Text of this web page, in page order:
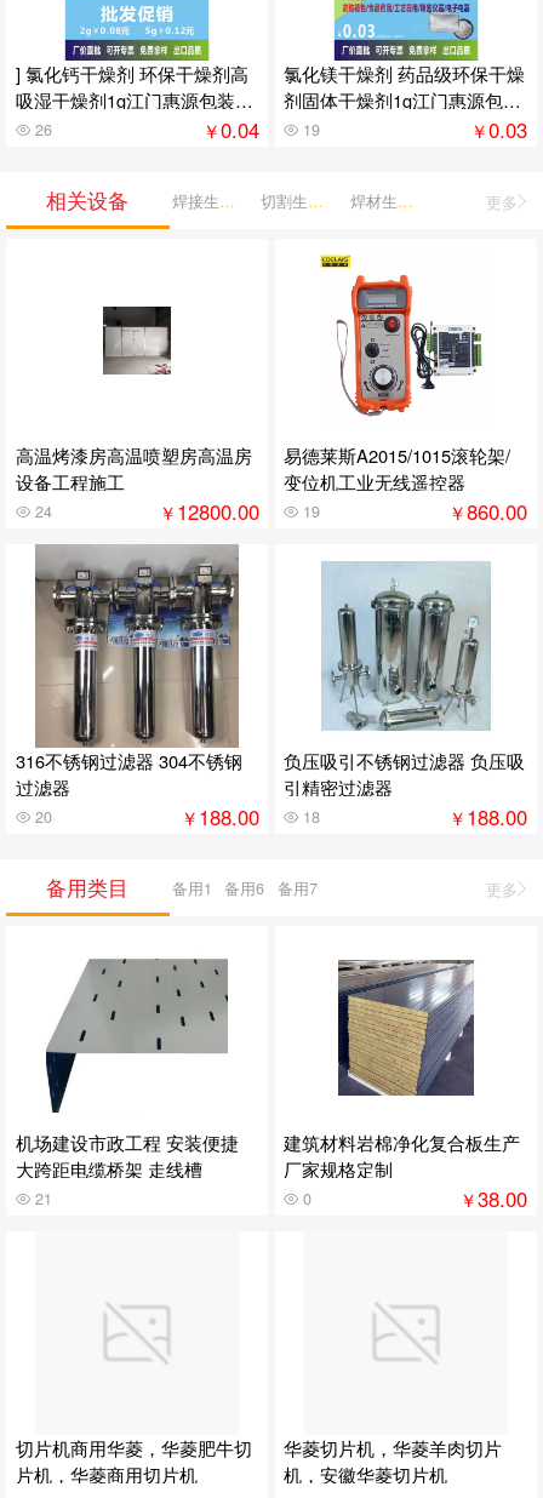
] 氯化钙干燥剂 环保干燥剂高
吸湿干燥剂1g江门惠源包装供
应 26 ￥0.04
氯化镁干燥剂 药品级环保干燥
剂固体干燥剂1g江门惠源包装
供应
19 ￥0.03
相关设备 焊接生产机械 切割生产机械 焊材生产机械 更多
高温烤漆房高温喷塑房高温房
设备工程施工
24 ￥12800.00
易德莱斯A2015/1015滚轮架/
变位机工业无线遥控器
19 ￥860.00
316不锈钢过滤器 304不锈钢
过滤器
20 ￥188.00
负压吸引不锈钢过滤器 负压吸
引精密过滤器
18 ￥188.00
备用类目 备用1 备用6 备用7 更多
机场建设市政工程 安装便捷
大跨距电缆桥架 走线槽
21
建筑材料岩棉净化复合板生产
厂家规格定制
0 ￥38.00
切片机商用华菱，华菱肥牛切
片机，华菱商用切片机
华菱切片机，华菱羊肉切片
机，安徽华菱切片机